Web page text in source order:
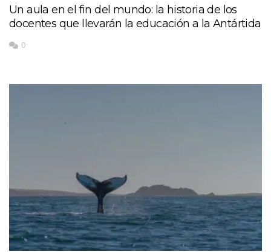
Un aula en el fin del mundo: la historia de los
docentes que llevarán la educación a la Antártida
0